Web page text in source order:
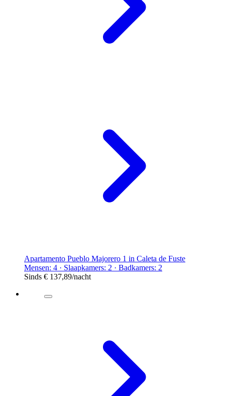
Apartamento Pueblo Majorero 1 in Caleta de Fuste
Mensen: 4 · Slaapkamers: 2 · Badkamers: 2
Sinds € 137,89/nacht